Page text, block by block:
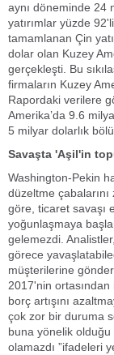
aynı döneminde 24
yatırımlar yüzde
tamamlanan Çin
dolar olan Kuzey
gerçekleşti. Bu
firmaların Kuzey
Rapordaki verilere
Amerika’da 9.6
5 milyar dolarlık
Savaşta 'Aşil'in
Washington-Pekin
düzeltme
göre, ticaret savaşı
yoğunlaşmaya
gelemezdi.
görece
müşterilerine
2017'nin
borç artışını
çok zor bir duruma
buna yönelik
olamazdı ”ifadeleri